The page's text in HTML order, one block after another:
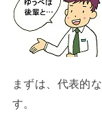
まずは、代表的
す。